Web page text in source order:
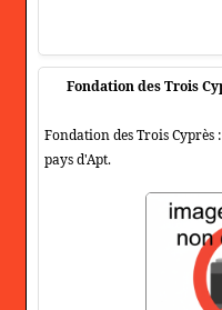
Fondation des Trois
Fondation des Trois
pays d'Apt.